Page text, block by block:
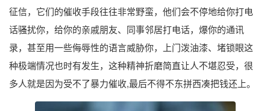
征信，它们的催收手段往往非常野蛮，他们会不停地给你打电
话骚扰你，给你的亲戚朋友、同事邻居打电话，爆你的通讯
录，甚至用一些侮辱性的语言威胁你，上门泼油漆、堵锁眼这
种极端情况也时有发生，这种精神折磨简直让人不堪忍受，很
多人就是因为受不了暴力催收,最后不得不东拼西凑把钱还上。